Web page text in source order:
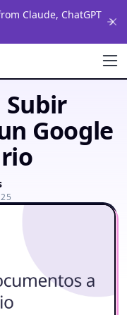
Claude, ChatGPT
Subir
Google